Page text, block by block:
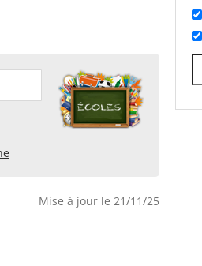
Mise à jour le 21/11/25